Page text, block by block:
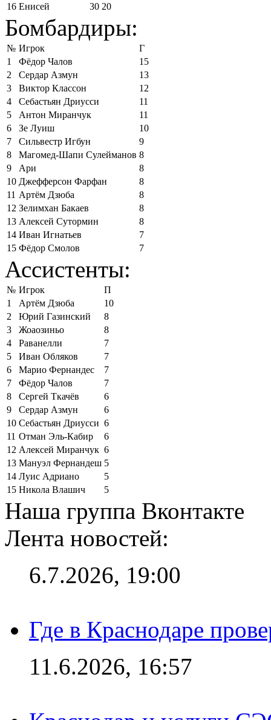
16 Енисей 30 20
Бомбардиры:
№ Игрок
Г
1
Фёдор Чалов
15
2
Сердар Азмун
13
3
Виктор Классон
12
4
Себастьян Дриусси
11
5
Антон Миранчук
11
6
Зе Луиш
10
7
Сильвестр Игбун
9
8
Магомед-Шапи Сулейманов 8
9
Ари
8
10 Джефферсон Фарфан
8
11 Артём Дзюба
8
12 Зелимхан Бакаев
8
13 Алексей Сутормин
8
14 Иван Игнатьев
7
15 Фёдор Смолов 7
Ассистенты:
№ Игрок
П
1
Артём Дзюба
10
2
Юрий Газинский
8
3
Жоаозиньо
8
4
Раванелли
7
5
Иван Обляков
7
6
Марио Фернандес
7
7
Фёдор Чалов
7
8
Сергей Ткачёв
6
9
Сердар Азмун
6
10 Себастьян Дриусси 6
11 Отман Эль-Кабир
6
12 Алексей Миранчук 6
13 Мануэл Фернандеш 5
14 Луис Адриано
5
15 Никола Влашич 5
Наша группа Вконтакте
Лента новостей:
6.7.2026, 19:00
Где в Краснодаре
11.6.2026, 16:57